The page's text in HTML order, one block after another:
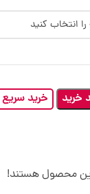
خرید خرید سریع
محصول هستند!